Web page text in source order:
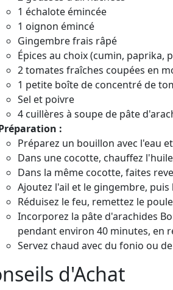
1 échalote émincée
1 oignon émincé
Gingembre frais râpé
Épices au choix (cumin, paprika,
2 tomates fraîches coupées en
1 petite boîte de concentré de
Sel et poivre
4 cuillères à soupe de pâte
:
Préparez un bouillon avec l'eau
Dans une cocotte, chauffez
Dans la même cocotte, faites
Ajoutez l'ail et le gingembre,
Réduisez le feu, remettez le
Incorporez la pâte d'arachides
pendant environ 40 minutes, en
Servez chaud avec du fonio ou
d'Achat